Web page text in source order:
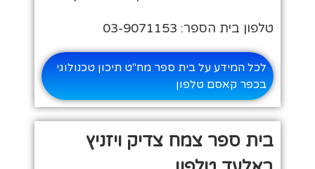
טלפון בית הספר: 03-9071153
לכל המידע על בית ספר מח"ט תיכון טכנולוגי
בכפר קאסם טלפון
בית ספר צמח צדיק ויזניץ